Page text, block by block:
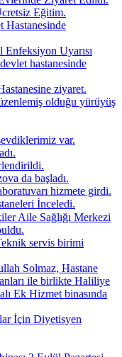
Eğitim.
Hastanesinde
Uyarısı
hastanesinde
ziyaret.
olduğu yürüyüş
var.
da başladı.
hizmete girdi.
İnceledi.
Aile Sağlığı Merkezi
servis birimi
Solmaz, Hastane
ile birlikte Haliliye
Ek Hizmet binasında
İçin Diyetisyen